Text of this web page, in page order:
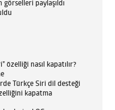
paylaşıldı
nasıl kapatılır?
Türkçe Siri dil desteği
kapatma